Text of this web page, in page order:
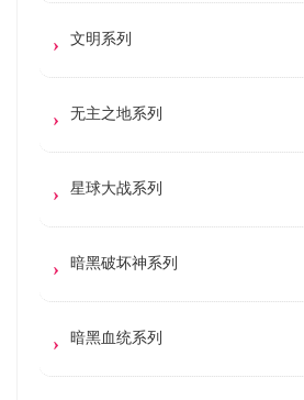
文明系列
无主之地系列
星球大战系列
暗黑破坏神系列
暗黑血统系列